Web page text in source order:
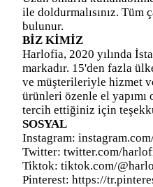
ile doldurmalısınız. Tüm
bulunur.
BİZ KİMİZ
Harlofia, 2020 yılında
markadır. 15'den fazla
ve müşterileriyle hizmet
ürünleri özenle el yapımı
tercih ettiğiniz için
SOSYAL
Instagram:
Twitter: twitter.com/
Tiktok: tiktok.com/
Pinterest: https://